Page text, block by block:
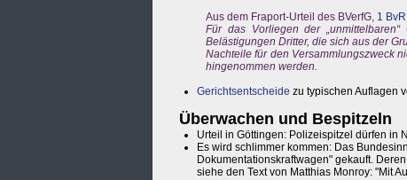
Aus dem Fraport-Urteil des BVerfG, 1
Für das Vorliegen der
Belästigungen Dritter, die sich aus der
Nachteile für den Versammlungszweck
hingenommen werden.
Gerichtsentscheide zu typischen Auflagen
Überwachen und Bespitzeln
Urteil in Göttingen: Polizeispitzel dürfen in
Es wird schlimmer kommen: Das
Dokumentationskraftwagen" gekauft.
siehe den Text von Matthias Monroy: "Mit